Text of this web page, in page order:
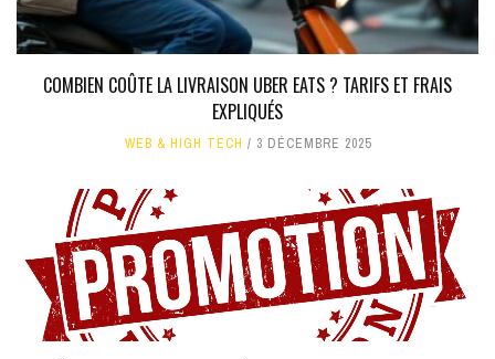
COMBIEN COÛTE LA LIVRAISON UBER EATS ? TARIFS ET FRAIS
EXPLIQUÉS
WEB & HIGH TECH 3 DÉCEMBRE 2025